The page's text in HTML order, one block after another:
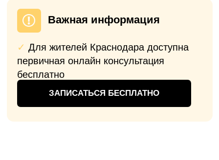
ОТ 250 000₽
наблюдение
Анестезия
Одномыщелковое
эндопротезирование коленного
сустава
Операция